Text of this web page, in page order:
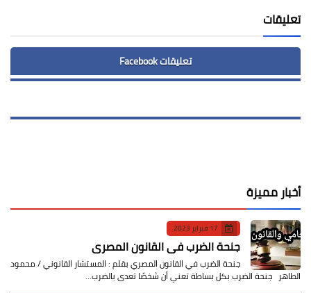
تعليقات
تعليقات Facebook
أخبار مميزة
17 فبراير 2023
جنحة الضرب في القانون المصري
جنحة الضرب في القانون المصري بقلم : المستشار القانوني / محمود
الطاهر جنحة الضرب بكل بساطة تعني أن شخصًا تعدى بالضرب…